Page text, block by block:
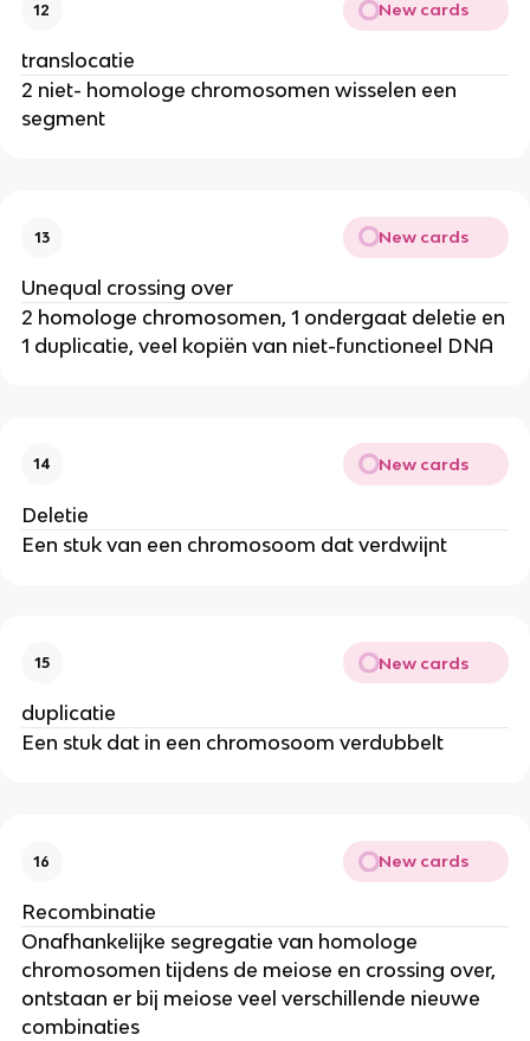
12 New cards
translocatie
2 niet- homologe chromosomen wisselen een
segment
13 New cards
Unequal crossing over
2 homologe chromosomen, 1 ondergaat deletie en
1 duplicatie, veel kopiën van niet-functioneel DNA
14 New cards
Deletie
Een stuk van een chromosoom dat verdwijnt
15 New cards
duplicatie
Een stuk dat in een chromosoom verdubbelt
16 New cards
Recombinatie
Onafhankelijke segregatie van homologe
chromosomen tijdens de meiose en crossing over,
ontstaan er bij meiose veel verschillende nieuwe
combinaties